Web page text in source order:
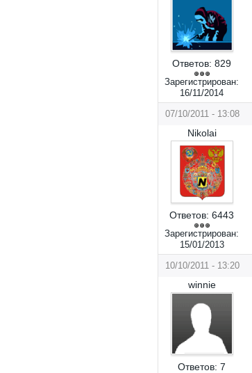
Ответов: 829
Зарегистрирован:
16/11/2014
07/10/2011 - 13:08
Nikolai
Ответов: 6443
Зарегистрирован:
15/01/2013
10/10/2011 - 13:20
winnie
Ответов: 7